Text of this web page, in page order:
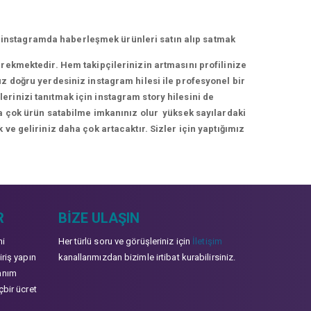
haberleşmek ürünleri satın alıp satmak
Hem takipçilerinizin artmasını profilinize
doğru yerdesiniz instagram hilesi ile profesyonel bir
tanıtmak için instagram story hilesini de
çok ürün satabilme imkanınız olur yüksek sayılardaki
geliriniz daha çok artacaktır. Sizler için yaptığımız
yapın
ücret
BIZE ULAŞIN
Her türlü soru ve görüşleriniz için İletişim
kanallarımızdan bizimle irtibat kurabilirsiniz.